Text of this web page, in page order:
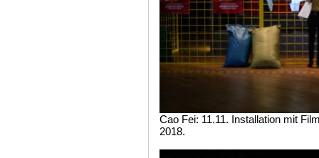
Cao Fei: 11.11. Installation mit
2018.